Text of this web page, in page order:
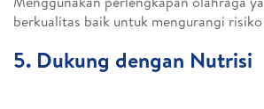
berkualitas baik untuk mengurangi
5. Dukung dengan Nutrisi